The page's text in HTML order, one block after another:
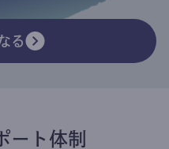
る
ート体制